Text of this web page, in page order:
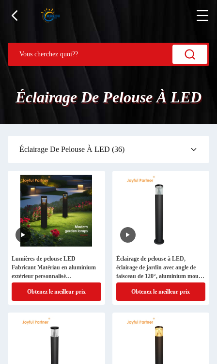
Éclairage De Pelouse À LED
Éclairage De Pelouse À LED (36)
Lumières de pelouse LED
Fabricant Matériau en aluminium
extérieur personnalisé
L120*W120*H300MM IP65
étanche Adapté aux communautés
de jardin
Obtenez le meilleur prix
Éclairage de pelouse à LED,
éclairage de jardin avec angle de
faisceau de 120°, aluminium moulé
sous pression durable pour trottoir
et courObtenez le meilleur prix